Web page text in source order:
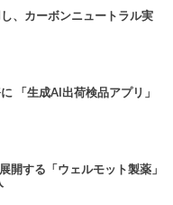
、カーボンニュートラル実
「生成AI出荷検品アプリ」
開する「ウェルモット製薬」